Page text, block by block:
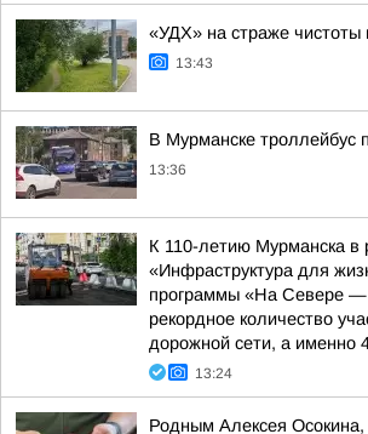
«УДХ» на страже чистоты
13:43
В Мурманске троллейбус
13:36
К 110-летию Мурманска в
«Инфраструктура для
программы «На Севере —
рекордное количество
дорожной сети, а именно
13:24
Родным Алексея Осокина,